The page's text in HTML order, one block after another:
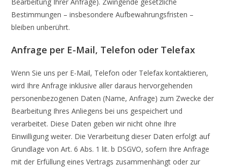
Bestimmungen – insbesondere Aufbewahrungsfristen –
bleiben unberührt.
Anfrage per E-Mail, Telefon oder Telefax
Wenn Sie uns per E-Mail, Telefon oder Telefax kontaktieren,
wird Ihre Anfrage inklusive aller daraus hervorgehenden
personenbezogenen Daten (Name, Anfrage) zum Zwecke der
Bearbeitung Ihres Anliegens bei uns gespeichert und
verarbeitet. Diese Daten geben wir nicht ohne Ihre
Einwilligung weiter. Die Verarbeitung dieser Daten erfolgt auf
Grundlage von Art. 6 Abs. 1 lit. b DSGVO, sofern Ihre Anfrage
mit der Erfüllung eines Vertrags zusammenhängt oder zur